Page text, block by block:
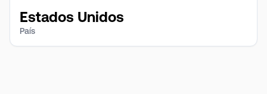
Estados Unidos
País